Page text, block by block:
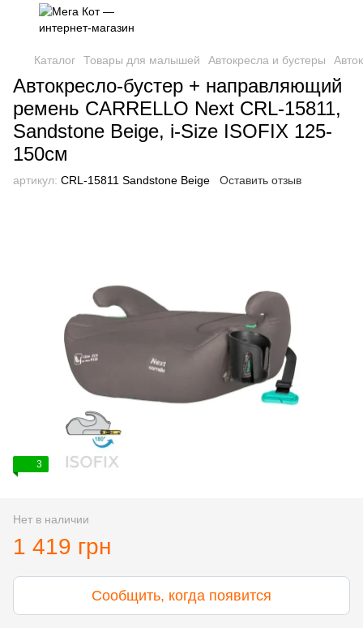
Каталог Товары для малышей Автокресла и бустеры
Автокресло-бустер + направляющий
ремень CARRELLO Next CRL-15811,
Sandstone Beige, i-Size ISOFIX 125-
150см
артикул: CRL-15811 Sandstone Beige Оставить отзыв
3
Нет в наличии
1 419 грн
Сообщить, когда появится